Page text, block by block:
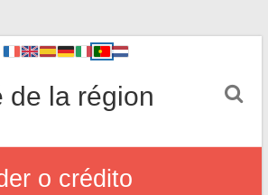
de la région
o crédito